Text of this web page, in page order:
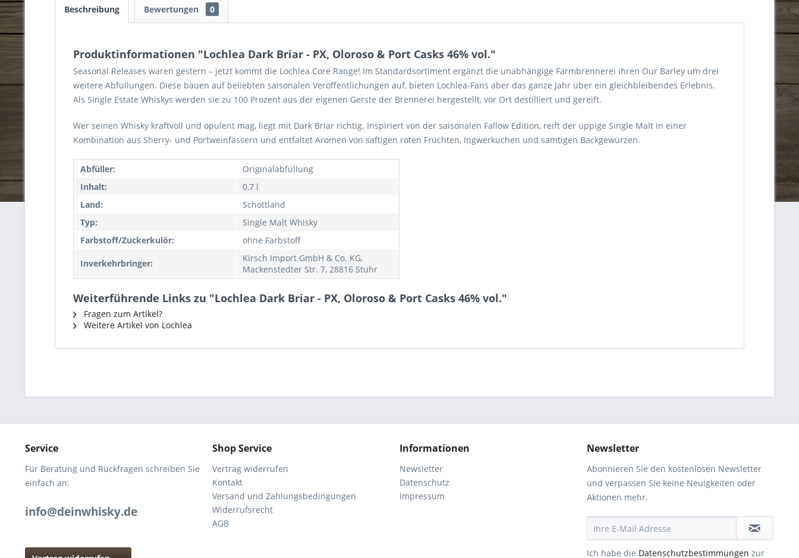
Beschreibung Bewertungen 0
Produktinformationen "Lochlea Dark Briar - PX, Oloroso & Port Casks 46% vol."
Seasonal Releases waren gestern – jetzt kommt die Lochlea Core Range! Im Standardsortiment ergänzt die unabhängige Farmbrennerei ihren Our Barley um drei
weitere Abfüllungen. Diese bauen auf beliebten saisonalen Veröffentlichungen auf, bieten Lochlea-Fans aber das ganze Jahr über ein gleichbleibendes Erlebnis.
Als Single Estate Whiskys werden sie zu 100 Prozent aus der eigenen Gerste der Brennerei hergestellt, vor Ort destilliert und gereift.
Wer seinen Whisky kraftvoll und opulent mag, liegt mit Dark Briar richtig. Inspiriert von der saisonalen Fallow Edition, reift der üppige Single Malt in einer
Kombination aus Sherry- und Portweinfässern und entfaltet Aromen von saftigen roten Früchten, Ingwerkuchen und samtigen Backgewürzen.
Abfüller:
Originalabfüllung
Inhalt:
0,7 l
Land:
Schottland
Typ:
Single Malt Whisky
Farbstoff/Zuckerkulör:
ohne Farbstoff
Inverkehrbringer:
Kirsch Import GmbH & Co. KG,
Mackenstedter Str. 7, 28816 Stuhr
Weiterführende Links zu "Lochlea Dark Briar - PX, Oloroso & Port Casks 46% vol."
Fragen zum Artikel?
Weitere Artikel von Lochlea
Service
Für Beratung und Rückfragen schreiben Sie
einfach an:
info@deinwhisky.de
Shop Service
Vertrag widerrufen
Kontakt
Versand und Zahlungsbedingungen
Widerrufsrecht
AGB
Informationen
Newsletter
Datenschutz
Impressum
Newsletter
Abonnieren Sie den kostenlosen Newsletter
und verpassen Sie keine Neuigkeiten oder
Aktionen mehr.
Ich habe die Datenschutzbestimmungen zur